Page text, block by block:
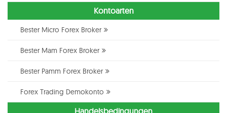
Kontoarten
Bester Micro Forex Broker
Bester Mam Forex Broker
Bester Pamm Forex Broker
Forex Trading Demokonto